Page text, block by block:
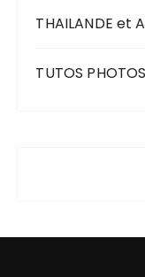
THAILANDE et
TUTOS